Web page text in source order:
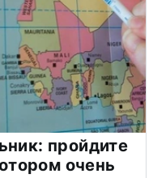
пройдите
очень